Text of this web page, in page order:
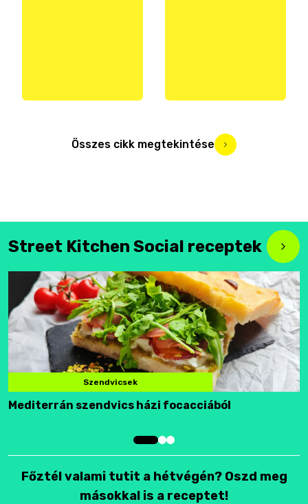
Összes cikk megtekintése
Street Kitchen Social receptek
Szendvicsek
Mediterrán szendvics házi focacciából
Főztél valami tutit a hétvégén? Oszd meg
másokkal is a receptet!